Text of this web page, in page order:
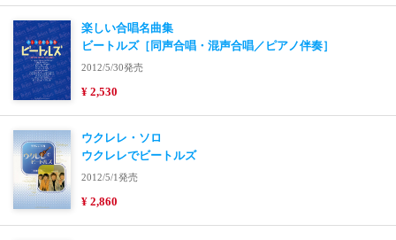
楽しい合唱名曲集
ビートルズ［同声合唱・混声合唱／ピアノ伴奏］
2012/5/30発売
¥ 2,530
ウクレレ・ソロ
ウクレレでビートルズ
2012/5/1発売
¥ 2,860